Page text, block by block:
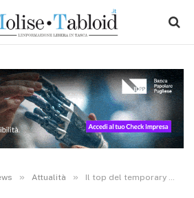
» Attualità » Il top del temporary management incontra i giganti della pasta: nella sede de La Molisana storie di nascite, difficoltà e grandi successi